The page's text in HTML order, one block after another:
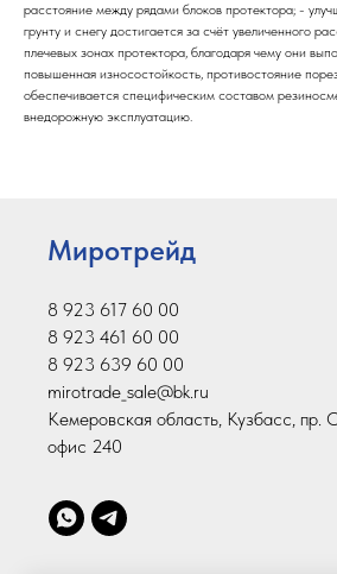
расстояние между рядами блоков протектора; -
грунту и снегу достигается за счёт увеличенного
плечевых зонах протектора, благодаря чему они
повышенная износостойкость, противостояние
обеспечивается специфическим составом
внедорожную эксплуатацию.
Миротрейд
8 923 617 60 00
8 923 461 60 00
8 923 639 60 00
mirotrade_sale@bk.ru
Кемеровская область, Кузбасс, пр.
офис 240